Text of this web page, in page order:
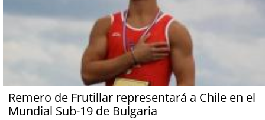
Remero de Frutillar representará a Chile en el
Mundial Sub-19 de Bulgaria